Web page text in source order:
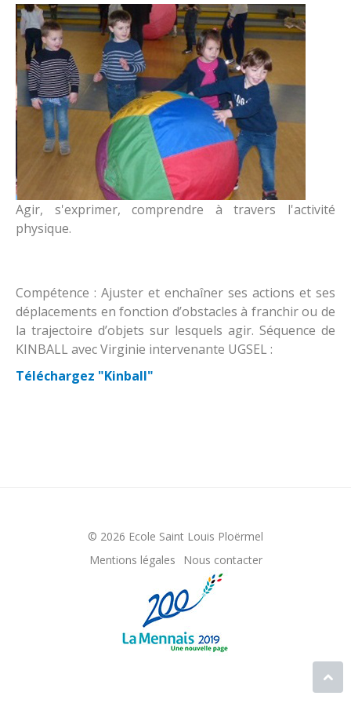
Proposition de la foi
Fraternité
A savoir
Horaires de classe
Réglement intérieur
Accueil périscolaire
Contribution des familles
Services extérieurs enfance et parentalité
Inscriptions
Le restaurant
les associations
Contact
Nous situer
Agir, s'exprimer, comprendre à travers l'activité
physique.
Compétence : Ajuster et enchaîner ses actions et ses
déplacements en fonction d’obstacles à franchir ou de
la trajectoire d’objets sur lesquels agir. Séquence de
KINBALL avec Virginie intervenante UGSEL :
Téléchargez "Kinball"
© 2026 Ecole Saint Louis Ploërmel
Mentions légales
Nous contacter